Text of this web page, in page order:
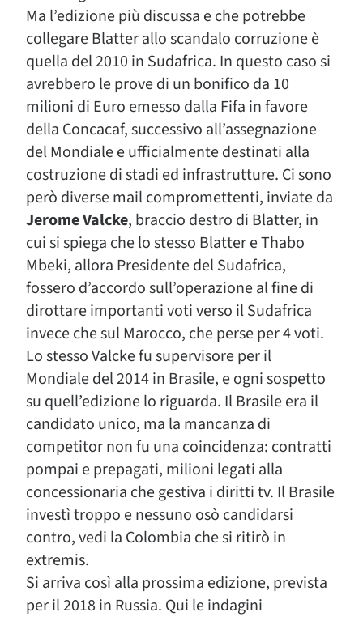
Ma l’edizione più discussa e che potrebbe
collegare Blatter allo scandalo corruzione è
quella del 2010 in Sudafrica. In questo caso si
avrebbero le prove di un bonifico da 10
milioni di Euro emesso dalla Fifa in favore
della Concacaf, successivo all’assegnazione
del Mondiale e ufficialmente destinati alla
costruzione di stadi ed infrastrutture. Ci sono
però diverse mail compromettenti, inviate da
Jerome Valcke, braccio destro di Blatter, in
cui si spiega che lo stesso Blatter e Thabo
Mbeki, allora Presidente del Sudafrica,
fossero d’accordo sull’operazione al fine di
dirottare importanti voti verso il Sudafrica
invece che sul Marocco, che perse per 4 voti.
Lo stesso Valcke fu supervisore per il
Mondiale del 2014 in Brasile, e ogni sospetto
su quell’edizione lo riguarda. Il Brasile era il
candidato unico, ma la mancanza di
competitor non fu una coincidenza: contratti
pompai e prepagati, milioni legati alla
concessionaria che gestiva i diritti tv. Il Brasile
investì troppo e nessuno osò candidarsi
contro, vedi la Colombia che si ritirò in
extremis.
Si arriva così alla prossima edizione, prevista
per il 2018 in Russia. Qui le indagini